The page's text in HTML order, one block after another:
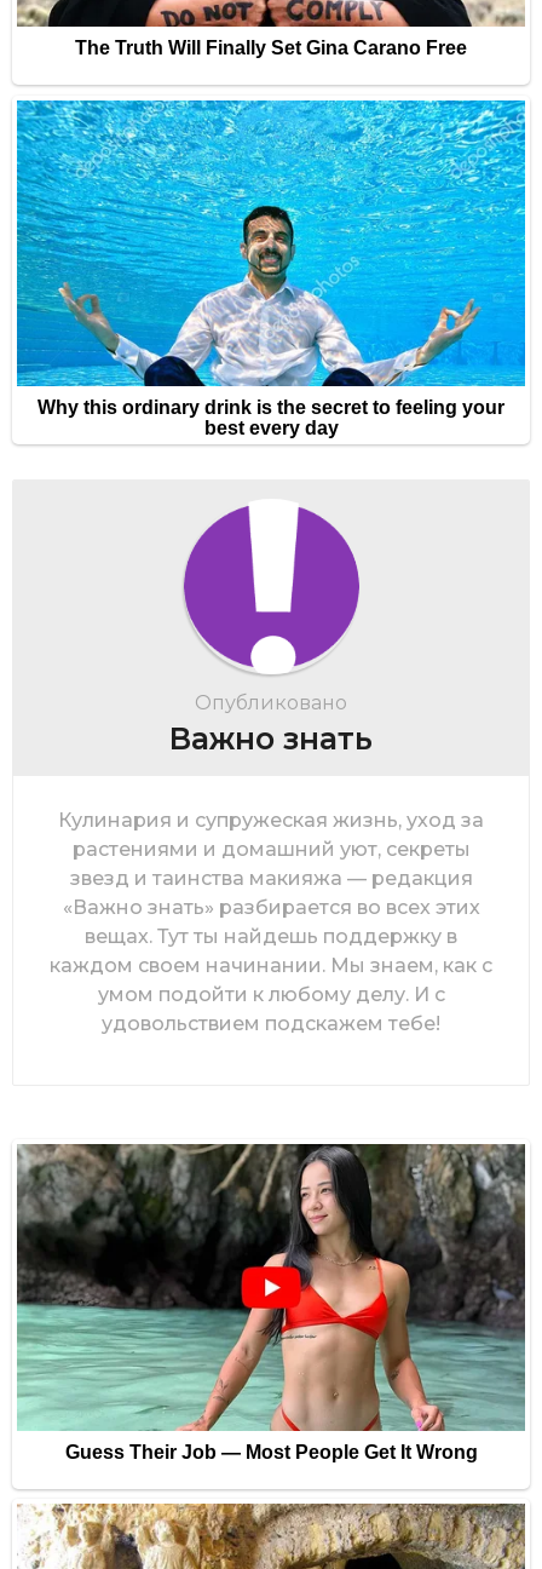
Опубликовано
Важно знать
Кулинария и супружеская жизнь, уход за
растениями и домашний уют, секреты
звезд и таинства макияжа — редакция
«Важно знать» разбирается во всех этих
вещах. Тут ты найдешь поддержку в
каждом своем начинании. Мы знаем, как с
умом подойти к любому делу. И с
удовольствием подскажем тебе!